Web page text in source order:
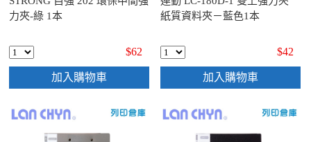
力夾-綠 1本
$62
加入購物車
紙質資料夾－藍色1本
$42
加入購物車